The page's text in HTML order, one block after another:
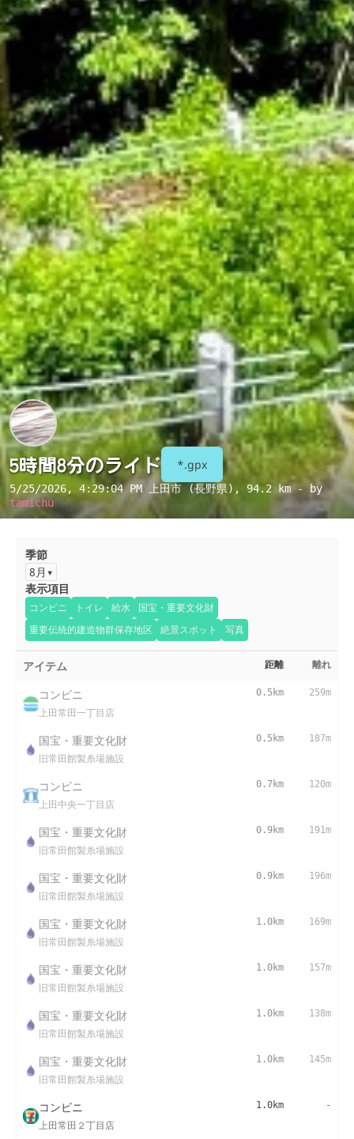
5時間8分のライド *.gpx
5/25/2026, 4:29:04 PM 上田市 (長野県) , 94.2 km - by
tamichu
季節
8月
表示項目
コンビニ トイレ 給水
国宝・重要文化財
重要伝統的建造物群保存地区
絶景スポット 写真
アイテム 距離 離れ
コンビニ
上田常田一丁目店
0.5km 259m
国宝・重要文化財
旧常田館製糸場施設
0.5km 187m
コンビニ
上田中央一丁目店
0.7km 120m
国宝・重要文化財
旧常田館製糸場施設
0.9km 191m
国宝・重要文化財
旧常田館製糸場施設
0.9km 196m
国宝・重要文化財
旧常田館製糸場施設
1.0km 169m
国宝・重要文化財
旧常田館製糸場施設
1.0km 157m
国宝・重要文化財
旧常田館製糸場施設
1.0km 138m
国宝・重要文化財
旧常田館製糸場施設
1.0km 145m
コンビニ
上田常田２丁目店
1.0km -